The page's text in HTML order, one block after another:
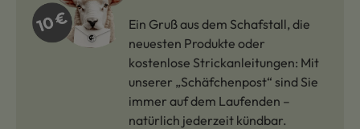
Ein Gruß aus dem Schafstall, die
neuesten Produkte oder
kostenlose Strickanleitungen: Mit
unserer „Schäfchenpost“ sind Sie
immer auf dem Laufenden –
natürlich jederzeit kündbar.